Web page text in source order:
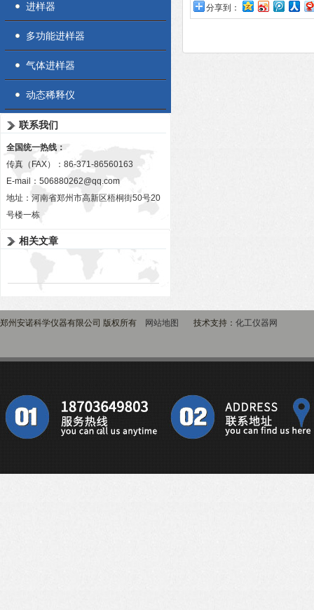
进样器
多功能进样器
气体进样器
动态稀释仪
联系我们
全国统一热线：
传真（FAX）：86-371-86560163
E-mail： 506880262@qq.com
地址：河南省郑州市高新区梧桐街50号20
号楼一栋
相关文章
分享到：
郑州安诺科学仪器有限公司 版权所有 网站地图 技术支持： 化工仪器网